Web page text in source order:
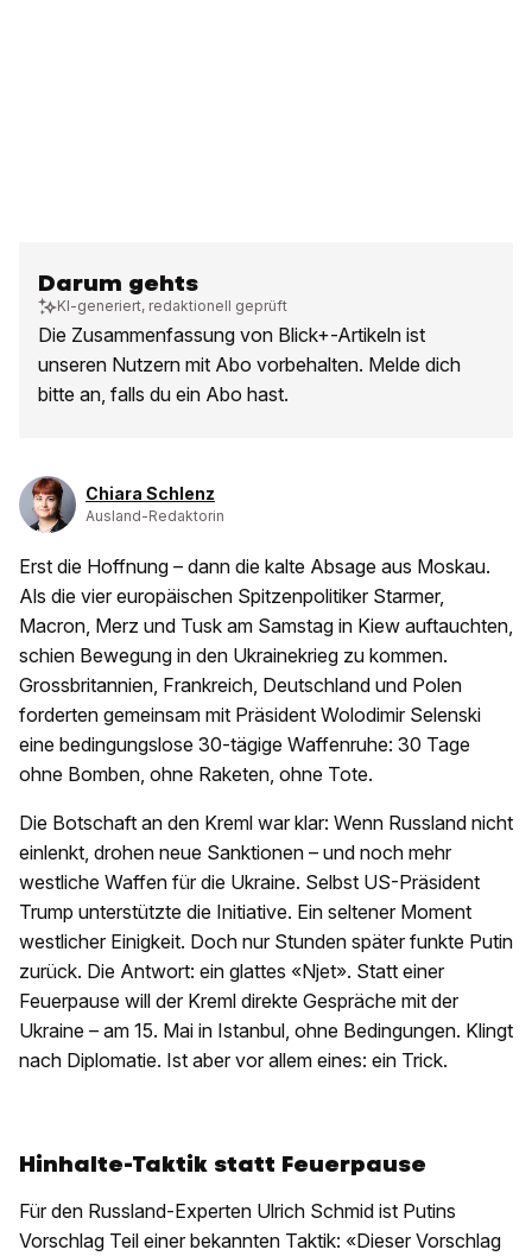
Darum gehts
KI-generiert, redaktionell geprüft
Die Zusammenfassung von Blick+-Artikeln ist
unseren Nutzern mit Abo vorbehalten. Melde dich
bitte an, falls du ein Abo hast.
Chiara Schlenz
Ausland-Redaktorin
Erst die Hoffnung – dann die kalte Absage aus Moskau.
Als die vier europäischen Spitzenpolitiker Starmer,
Macron, Merz und Tusk am Samstag in Kiew auftauchten,
schien Bewegung in den Ukrainekrieg zu kommen.
Grossbritannien, Frankreich, Deutschland und Polen
forderten gemeinsam mit Präsident Wolodimir Selenski
eine bedingungslose 30-tägige Waffenruhe: 30 Tage
ohne Bomben, ohne Raketen, ohne Tote.
Die Botschaft an den Kreml war klar: Wenn Russland nicht
einlenkt, drohen neue Sanktionen – und noch mehr
westliche Waffen für die Ukraine. Selbst US-Präsident
Trump unterstützte die Initiative. Ein seltener Moment
westlicher Einigkeit. Doch nur Stunden später funkte Putin
zurück. Die Antwort: ein glattes «Njet». Statt einer
Feuerpause will der Kreml direkte Gespräche mit der
Ukraine – am 15. Mai in Istanbul, ohne Bedingungen. Klingt
nach Diplomatie. Ist aber vor allem eines: ein Trick.
Hinhalte-Taktik statt Feuerpause
Für den Russland-Experten Ulrich Schmid ist Putins
Vorschlag Teil einer bekannten Taktik: «Dieser Vorschlag